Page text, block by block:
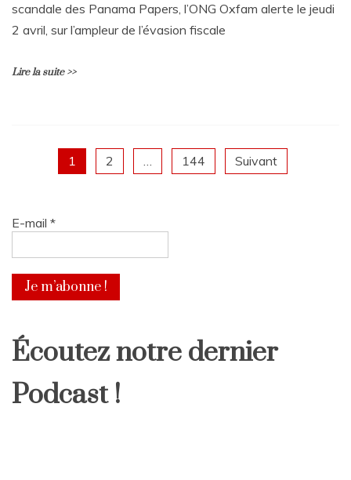
scandale des Panama Papers, l’ONG Oxfam alerte le jeudi
2 avril, sur l’ampleur de l’évasion fiscale
Lire la suite >>
Navigation
des
articles
1 2 … 144 Suivant
E-mail *
Écoutez notre dernier
Podcast !